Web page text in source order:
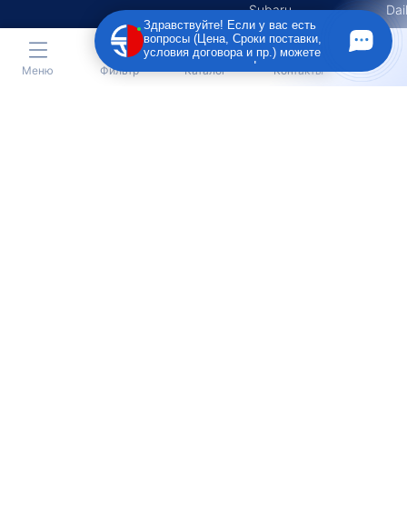
Subaru
Suzuki
Меню Фильтр Каталог Контакты
Здравствуйте! Если у вас есть
вопросы (Цена, Сроки поставки,
условия договора и пр.) можете
задать их мне в чат!